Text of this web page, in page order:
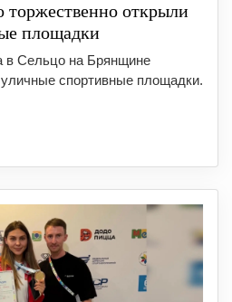
торжественно открыли
площадки
в Сельцо на Брянщине
спортивные площадки.